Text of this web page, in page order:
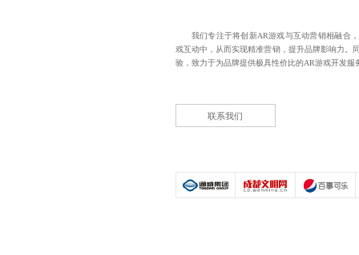
我们专注于将创新AR游戏与互动营销相融合
戏互动中，从而实现精准营销，提升品牌影响力。
验，致力于为品牌提供极具性价比的AR游戏开发服
联系我们